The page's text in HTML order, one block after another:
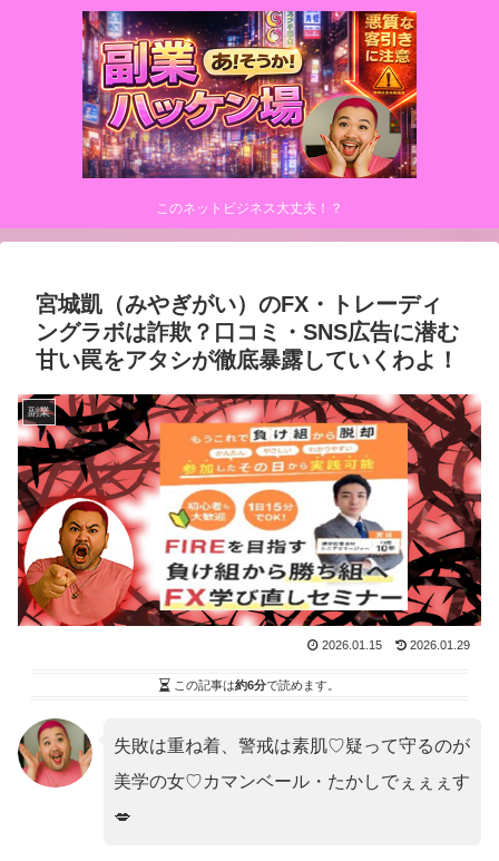
このネットビジネス大丈夫！？
宮城凱（みやぎがい）のFX・トレーディ
ングラボは詐欺？口コミ・SNS広告に潜む
甘い罠をアタシが徹底暴露していくわよ！
副業
2026.01.15 2026.01.29
この記事は約6分で読めます。
失敗は重ね着、警戒は素肌♡疑って守るのが
美学の女♡カマンベール・たかしでぇぇぇす
💋